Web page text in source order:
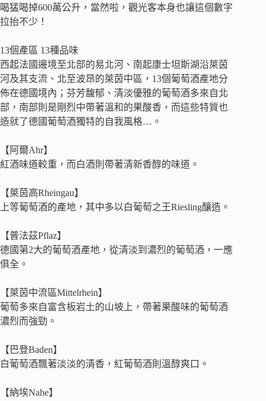
喝猛喝掉600萬公升，當然啦，觀光客本身也讓這個數字
拉抬不少！
13個產區 13種品味
西起法國邊境至北部的易北河、南起康士坦斯湖沿萊茵
河及其支流、北至波昂的萊茵中區，13個葡萄酒產地分
佈在德國境內；芬芳馥郁、清淡優雅的葡萄酒多來自北
部，南部則是剛烈中帶著溫和的果酸香，而這些特質也
造就了德國葡萄酒獨特的自我風格…。
【阿爾Ahr】
紅酒味道較重，而白酒則帶著清新香醇的味道。
【萊茵高Rheingau】
上等葡萄酒的產地，其中多以白葡萄之王Riesling釀造。
【普法茲Pflaz】
德國第2大的葡萄酒產地，從清淡到濃烈的葡萄酒，一應
俱全。
【萊茵中流區Mittelrhein】
葡萄多來自富含板岩土的山坡上，帶著果酸味的葡萄酒
濃烈而強勁。
【巴登Baden】
白葡萄酒飄著淡淡的清香，紅葡萄酒則溫醇爽口。
【納埃Nahe】